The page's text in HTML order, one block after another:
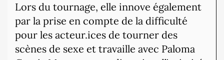
Lors du tournage, elle innove également
par la prise en compte de la difficulté
pour les acteur.ices de tourner des
scènes de sexe et travaille avec Paloma